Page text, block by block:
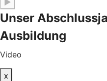
Unser
Ausbildung
Video
x